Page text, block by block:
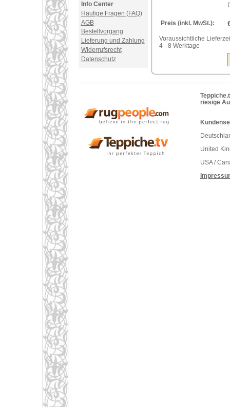
Info Center
Häufige Fragen (FAQ)
AGB
Bestellvorgang
Lieferung und Zahlung
Widerrufsrecht
Datenschutz
Preis (inkl. MwSt.):
Voraussichtliche
4 - 8 Werktage
riesige
United
USA /